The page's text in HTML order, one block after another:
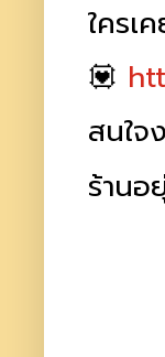
ใครเ
💟
สนใจ
ร้าน